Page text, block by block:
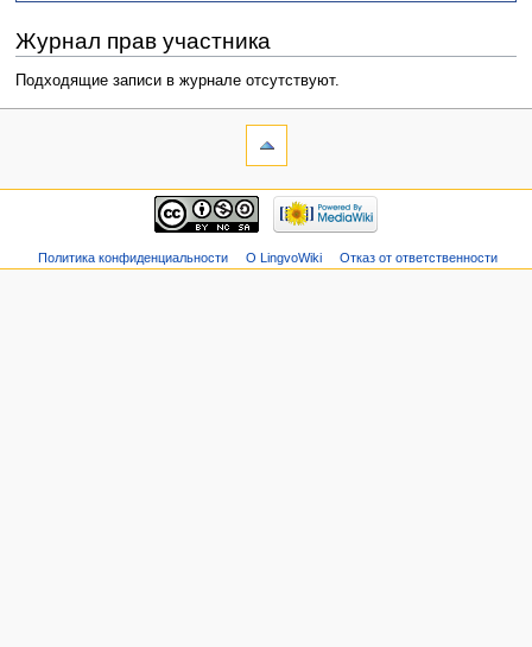
Журнал прав участника
Подходящие записи в журнале отсутствуют.
Политика конфиденциальности О LingvoWiki Отказ от ответственности